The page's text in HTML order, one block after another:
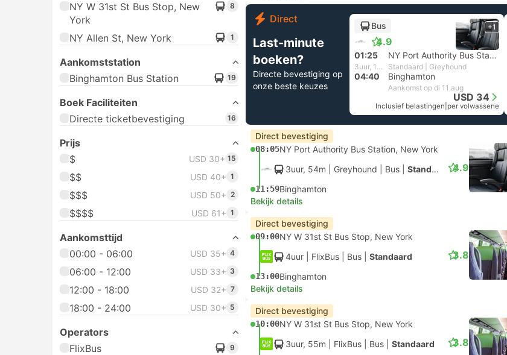
NY W 31st St Bus Stop, New
York
8
NY Allen St, New York 1
Aankomststation
Binghamton Bus Station
19
Boek Faciliteiten
Directe ticketbevestiging
16
Prijs
$
USD 30+ 15
$$ USD 40+ 1
$$$ USD 50+ 2
$$$$ USD 61+ 1
Aankomsttijd
00:00 - 06:00
USD 35+ 4
06:00 - 12:00 USD 33+ 3
12:00 - 18:00 USD 32+ 7
18:00 - 24:00 USD 30+ 5
Operators
FlixBus
9
Direct
Last-minute
boeken?
Directe bevestiging op
onze beste keuzes
Bus
4.9
+1
01:25 NY Port Authority Bus Station, New York
3uur, 15m Standaard | Greyhound
04:40 Binghamton
Aankomst op di 11 aug
USD 34
Inclusief belastingen per volwassene
Direct bevestiging
08:05NY Port Authority Bus Station, New York
3uur, 54m | Greyhound Bus Standaard
11:59Binghamton
4.9
Bekijk details
Direct bevestiging
09:00NY W 31st St Bus Stop, New York
4uur | FlixBus Bus Standaard
13:00Binghamton
3.8
Bekijk details
Direct bevestiging
10:00NY W 31st St Bus Stop, New York
3uur, 55m | FlixBus Bus Standaard 3.8